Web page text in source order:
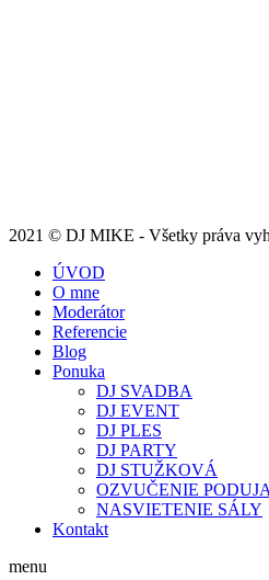
2021 © DJ MIKE - Všetky práva
ÚVOD
O mne
Moderátor
Referencie
Blog
Ponuka
DJ SVADBA
DJ EVENT
DJ PLES
DJ PARTY
DJ STUŽKOVÁ
OZVUČENIE
NASVIETENIE SÁLY
Kontakt
menu